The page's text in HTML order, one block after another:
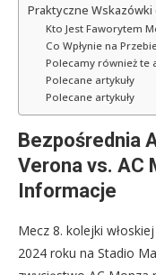
Praktyczne Wskazówki
Kto Jest Faworytem
Co Wpłynie na
Polecamy również te
Polecane artykuły
Polecane artykuły
Bezpośrednia
Verona vs. AC
Informacje
Mecz 8. kolejki
2024 roku na Stadio